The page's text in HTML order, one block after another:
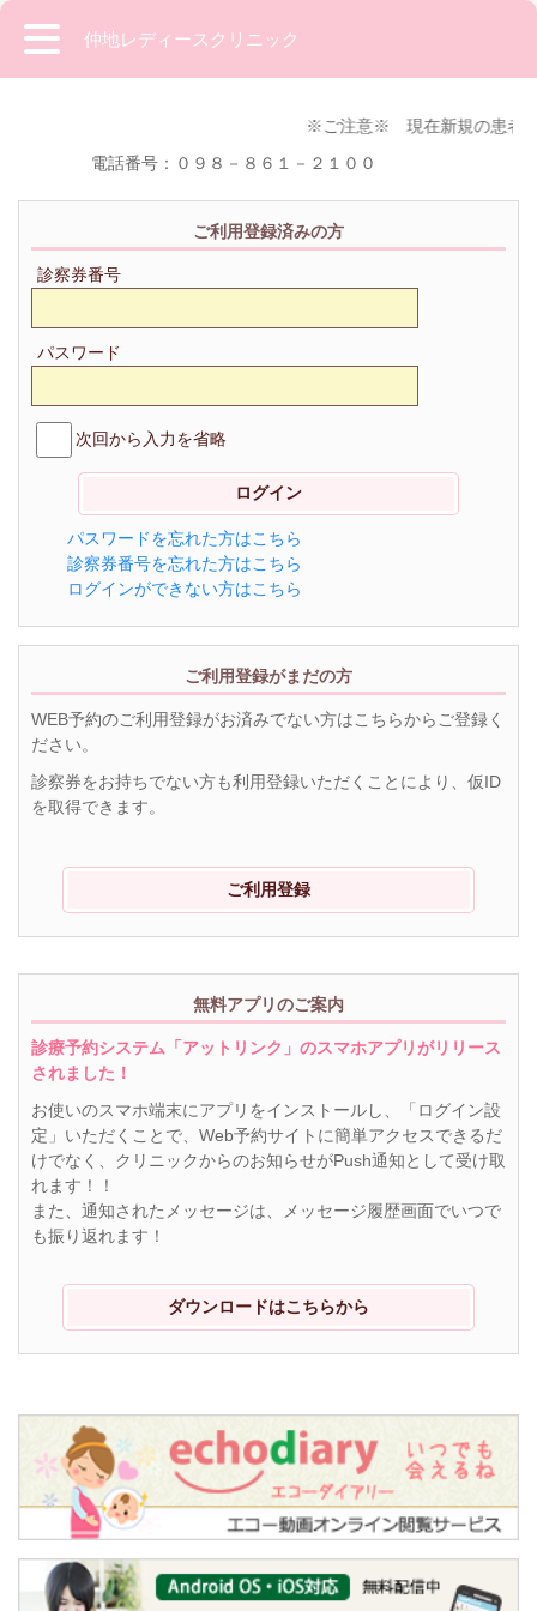
仲地レディースクリニック
※ご注意※ 現在新規の患者様
電話番号：０９８－８６１－２１００
ご利用登録済みの方
診察券番号
パスワード
次回から入力を省略
パスワードを忘れた方はこちら
診察券番号を忘れた方はこちら
ログインができない方はこちら
ご利用登録がまだの方
WEB予約のご利用登録がお済みでない方はこちらからご登録く
ださい。
診察券をお持ちでない方も利用登録いただくことにより、仮ID
を取得できます。
ご利用登録
無料アプリのご案内
診療予約システム「アットリンク」のスマホアプリがリリース
されました！
お使いのスマホ端末にアプリをインストールし、「ログイン設
定」いただくことで、Web予約サイトに簡単アクセスできるだ
けでなく、クリニックからのお知らせがPush通知として受け取
れます！！
また、通知されたメッセージは、メッセージ履歴画面でいつで
も振り返れます！
ダウンロードはこちらから